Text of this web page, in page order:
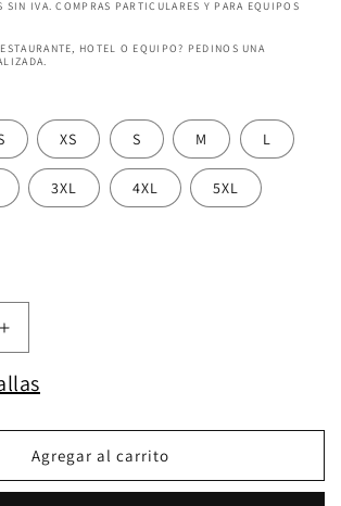
SIN IVA. COMPRAS PARTICULARES Y PARA EQUIPOS
HOTEL O EQUIPO? PEDINOS UNA
XS S M L
3XL 4XL 5XL
Aumentar
la
cantidad
Lynn
Blanco
Agregar al carrito